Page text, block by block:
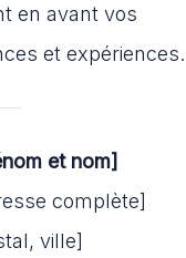
en avant vos
et expériences.
et nom]
complète]
ville]